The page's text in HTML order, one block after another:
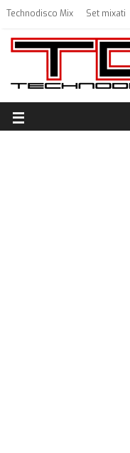
Technodisco Mix Set mixati